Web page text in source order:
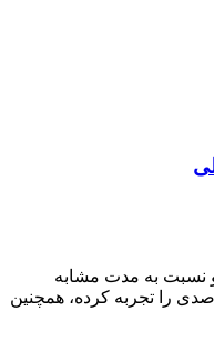
نسبت به مدت مشابه
به ترتیب افت 7.6 درصد و 9 درصدی را تجربه کرده، همچنین